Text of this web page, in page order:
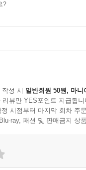
?
성 시 일반회원 50원, 마니
뷰만 YES포인트 지급됩니
시점부터 마지막 회차 주
ray, 패션 및 판매금지 상